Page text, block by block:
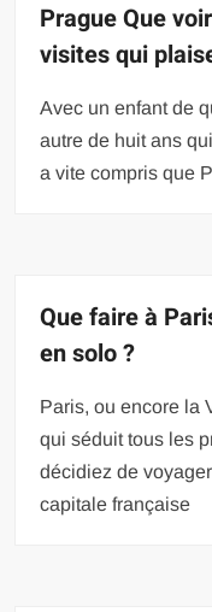
Prague Que
visites qui
Avec un enfant de
autre de huit ans
a vite compris que
Que faire à
en solo ?
Paris, ou encore la
qui séduit tous les
décidiez de
capitale française